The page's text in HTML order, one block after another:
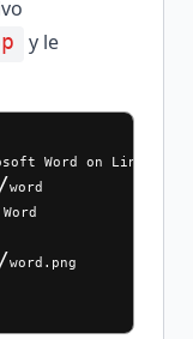
y le
Word on Linux.
/word
/word.png